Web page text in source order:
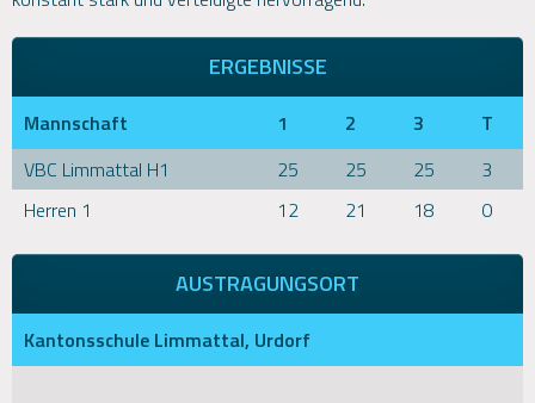
ERGEBNISSE
Mannschaft 1 2 3
T
VBC Limmattal H1
25 25 25
3
Herren 1
12 21 18 0
AUSTRAGUNGSORT
Kantonsschule Limmattal, Urdorf